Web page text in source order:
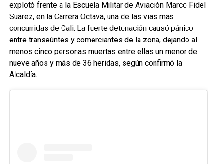
explotó frente a la Escuela Militar de Aviación Marco Fidel
Suárez, en la Carrera Octava, una de las vías más
concurridas de Cali. La fuerte detonación causó pánico
entre transeúntes y comerciantes de la zona, dejando al
menos cinco personas muertas entre ellas un menor de
nueve años y más de 36 heridas, según confirmó la
Alcaldía.